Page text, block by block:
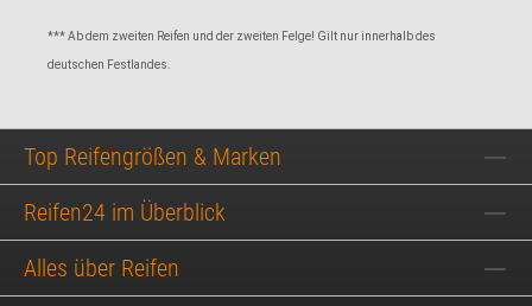
*** Ab dem zweiten Reifen und der zweiten Felge! Gilt nur innerhalb des
deutschen Festlandes.
Top Reifengrößen & Marken
Reifen24 im Überblick
Alles über Reifen